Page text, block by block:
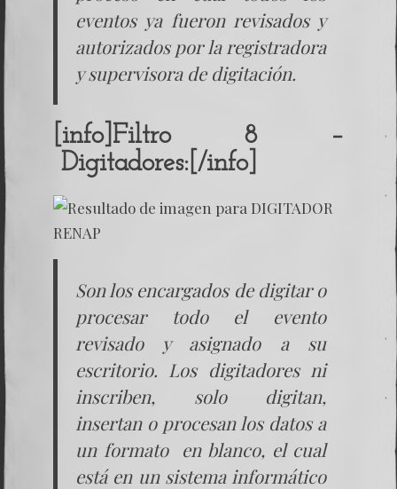
eventos ya fueron revisados y
autorizados por la registradora
y supervisora de digitación.
[info]Filtro 8 –
Digitadores:[/info]
Son los encargados de digitar o
procesar todo el evento
revisado y asignado a su
escritorio. Los digitadores ni
inscriben, solo digitan,
insertan o procesan los datos a
un formato en blanco, el cual
está en un sistema informático